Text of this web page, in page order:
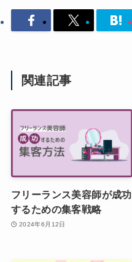
関連記事
フリーランス美容師が成功
するための集客戦略
2024年6月12日